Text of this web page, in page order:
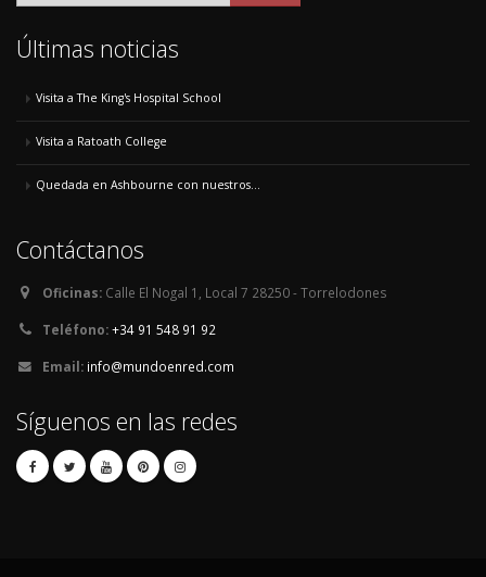
Últimas noticias
Visita a The King's Hospital School
Visita a Ratoath College
Quedada en Ashbourne con nuestros...
Contáctanos
Oficinas: Calle El Nogal 1, Local 7 28250 - Torrelodones
Teléfono:+34 91 548 91 92
Email: info@mundoenred.com
Síguenos en las redes